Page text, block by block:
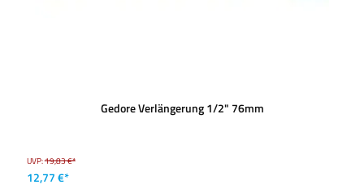
Gedore Verlängerung 1/2" 76mm
UVP:19,83 €*
12,77 €*